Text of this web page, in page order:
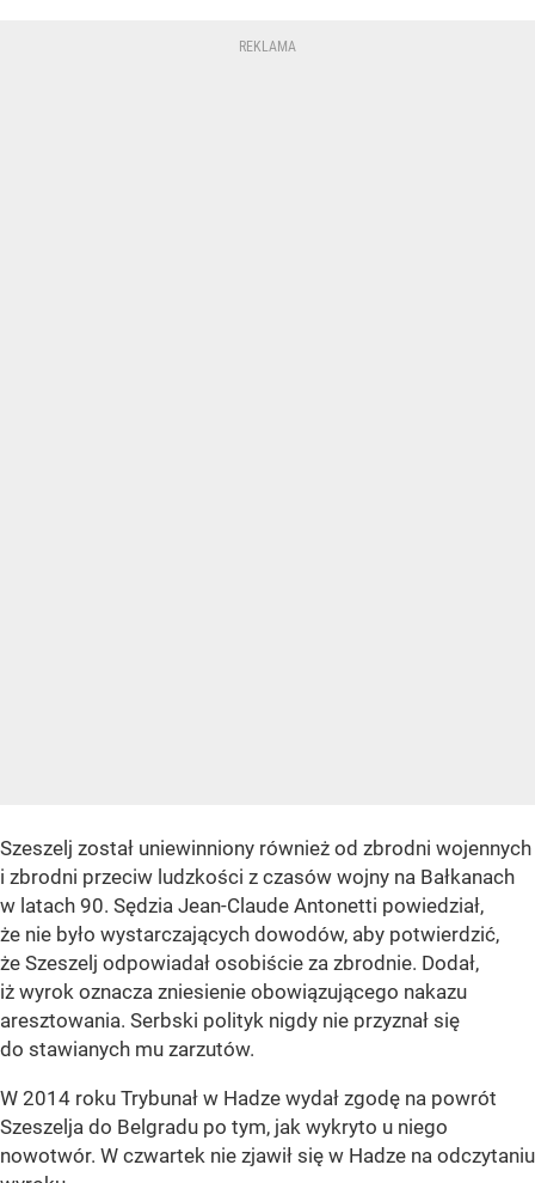
Szeszelj został uniewinniony również od zbrodni wojennych
i zbrodni przeciw ludzkości z czasów wojny na Bałkanach
w latach 90. Sędzia Jean-Claude Antonetti powiedział,
że nie było wystarczających dowodów, aby potwierdzić,
że Szeszelj odpowiadał osobiście za zbrodnie. Dodał,
iż wyrok oznacza zniesienie obowiązującego nakazu
aresztowania. Serbski polityk nigdy nie przyznał się
do stawianych mu zarzutów.
W 2014 roku Trybunał w Hadze wydał zgodę na powrót
Szeszelja do Belgradu po tym, jak wykryto u niego
nowotwór. W czwartek nie zjawił się w Hadze na odczytaniu